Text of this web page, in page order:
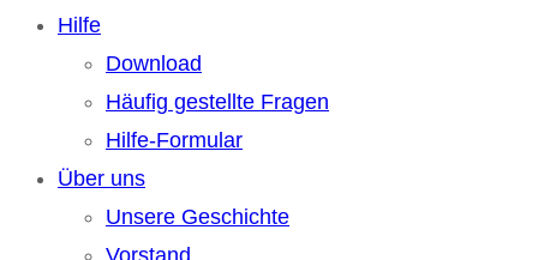
Hilfe
Download
Häufig gestellte Fragen
Hilfe-Formular
Über uns
Unsere Geschichte
Vorstand